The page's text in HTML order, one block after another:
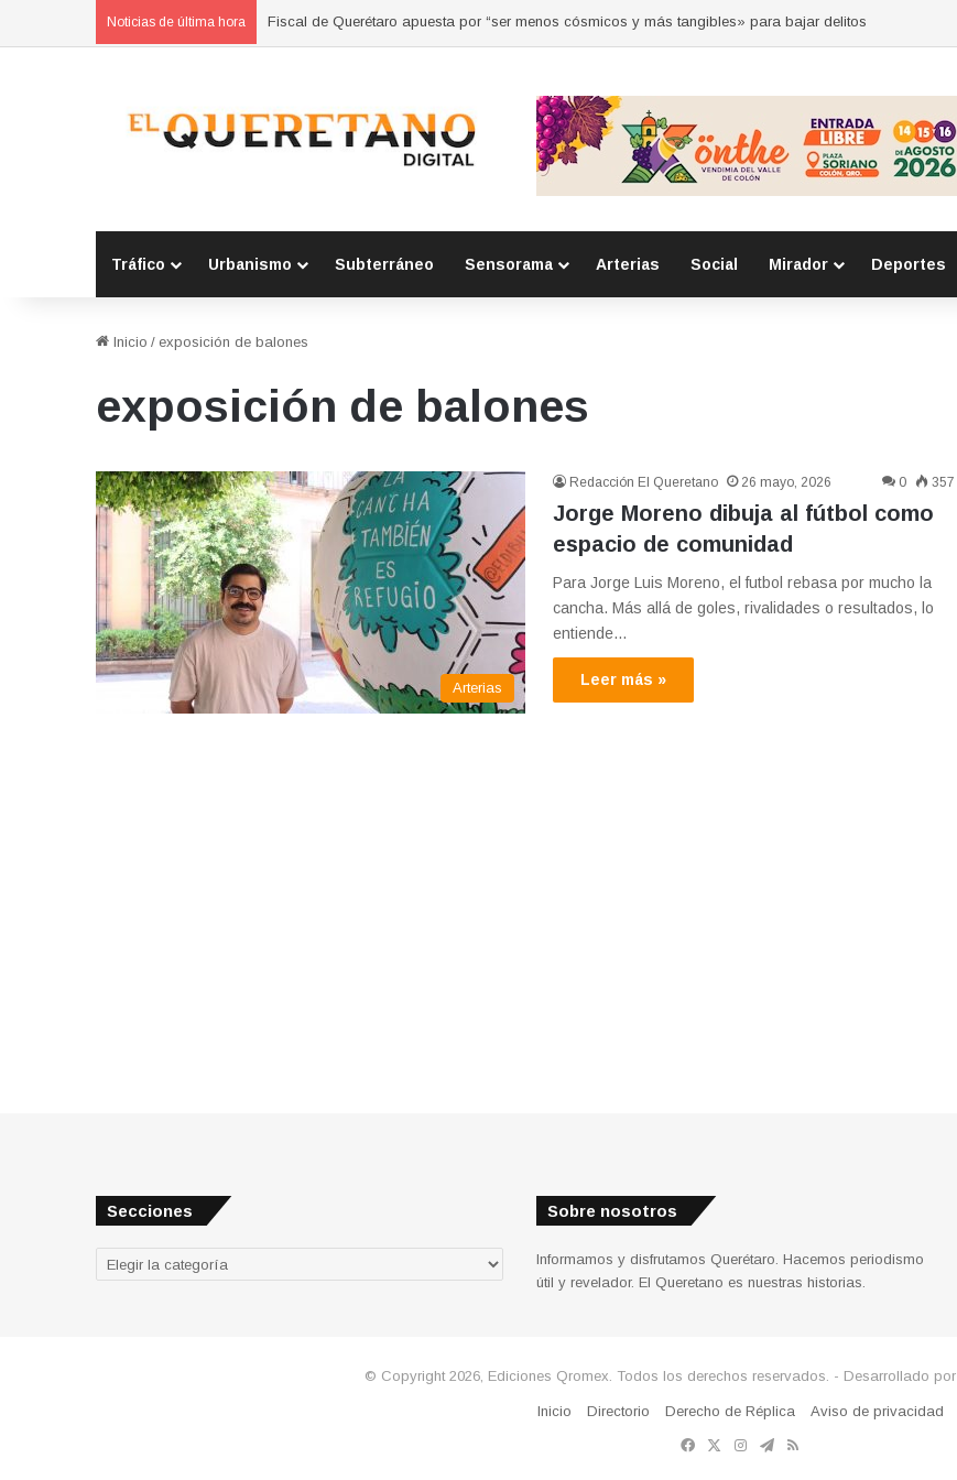
Noticias de última hora Fiscal de Querétaro apuesta por “ser menos cósmicos y más tangibles» para bajar delitos
Tráfico Urbanismo Subterráneo Sensorama Arterias Social Mirador Deportes
Inicio / exposición de balones
exposición de balones
Arterias
Redacción El Queretano 26 mayo, 2026 0 357
Jorge Moreno dibuja al fútbol como
espacio de comunidad
Para Jorge Luis Moreno, el futbol rebasa por mucho la
cancha. Más allá de goles, rivalidades o resultados, lo
entiende…
Leer más »
Secciones
Secciones
Sobre nosotros
Informamos y disfrutamos Querétaro. Hacemos periodismo
útil y revelador. El Queretano es nuestras historias.
© Copyright 2026, Ediciones Qromex. Todos los derechos reservados. - Desarrollado por
Inicio Directorio Derecho de Réplica
Aviso de privacidad
Facebook
X Instagram
Telegram
RSS